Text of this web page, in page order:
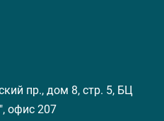
пр., дом 8, стр. 5, БЦ
офис 207